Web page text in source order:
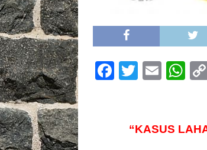
F T
te
E
l
W
s
“KASUS